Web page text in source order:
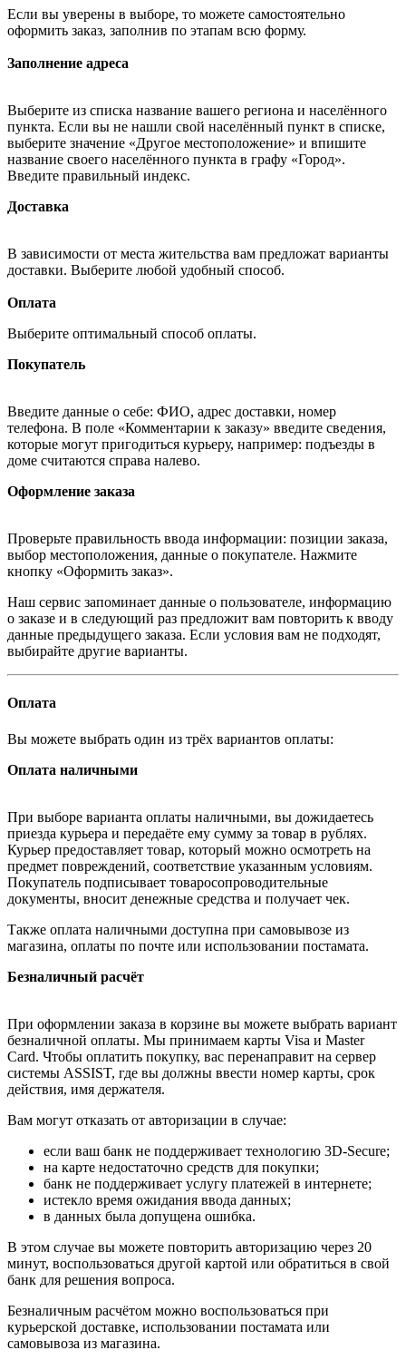
Если вы уверены в выборе, то можете самостоятельно
оформить заказ, заполнив по этапам всю форму.
Заполнение адреса
Выберите из списка название вашего региона и населённого
пункта. Если вы не нашли свой населённый пункт в списке,
выберите значение «Другое местоположение» и впишите
название своего населённого пункта в графу «Город».
Введите правильный индекс.
Доставка
В зависимости от места жительства вам предложат варианты
доставки. Выберите любой удобный способ.
Оплата
Выберите оптимальный способ оплаты.
Покупатель
Введите данные о себе: ФИО, адрес доставки, номер
телефона. В поле «Комментарии к заказу» введите сведения,
которые могут пригодиться курьеру, например: подъезды в
доме считаются справа налево.
Оформление заказа
Проверьте правильность ввода информации: позиции заказа,
выбор местоположения, данные о покупателе. Нажмите
кнопку «Оформить заказ».
Наш сервис запоминает данные о пользователе, информацию
о заказе и в следующий раз предложит вам повторить к вводу
данные предыдущего заказа. Если условия вам не подходят,
выбирайте другие варианты.
Оплата
Вы можете выбрать один из трёх вариантов оплаты:
Оплата наличными
При выборе варианта оплаты наличными, вы дожидаетесь
приезда курьера и передаёте ему сумму за товар в рублях.
Курьер предоставляет товар, который можно осмотреть на
предмет повреждений, соответствие указанным условиям.
Покупатель подписывает товаросопроводительные
документы, вносит денежные средства и получает чек.
Также оплата наличными доступна при самовывозе из
магазина, оплаты по почте или использовании постамата.
Безналичный расчёт
При оформлении заказа в корзине вы можете выбрать вариант
безналичной оплаты. Мы принимаем карты Visa и Master
Card. Чтобы оплатить покупку, вас перенаправит на сервер
системы ASSIST, где вы должны ввести номер карты, срок
действия, имя держателя.
Вам могут отказать от авторизации в случае:
если ваш банк не поддерживает технологию 3D-Secure;
на карте недостаточно средств для покупки;
банк не поддерживает услугу платежей в интернете;
истекло время ожидания ввода данных;
в данных была допущена ошибка.
В этом случае вы можете повторить авторизацию через 20
минут, воспользоваться другой картой или обратиться в свой
банк для решения вопроса.
Безналичным расчётом можно воспользоваться при
курьерской доставке, использовании постамата или
самовывоза из магазина.